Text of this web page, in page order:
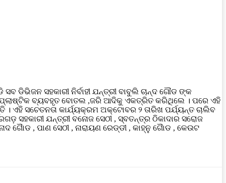
ଡିଭିଜନ ସହକାରୀ ନିର୍ବାହୀ ଯନ୍ତ୍ରୀ ବାବୁଲି ଚାନ୍ଦ ଗୌଡ ଙ୍କ
ପ୍ଲାଷ୍ଟିକ ବ୍ୟବହୃତ ବୋତଲ ,ଜରି ଆଦିକୁ ଏକତ୍ରିତ କରିଥିଲେ । ପରେ ଏହି
ଏହି ସଚେତନତା କାର୍ଯ୍ୟକ୍ରମ ଅକ୍ଟୋବର ୨ ତାରିଖ ପର୍ଯ୍ୟନ୍ତ ଚାଲିବ
ସହକାରୀ ଯନ୍ତ୍ରୀ ବନୋଜ ସେଠୀ , ସ୍ବତନ୍ତ୍ର ଠିକାଦାର ସରୋଜ
, ପାଣ ସେଠୀ , ନାରାୟଣ ରେଡ୍ଡୀ , କାହ୍ନୁ ଗୈାଡ , କେଉଟ